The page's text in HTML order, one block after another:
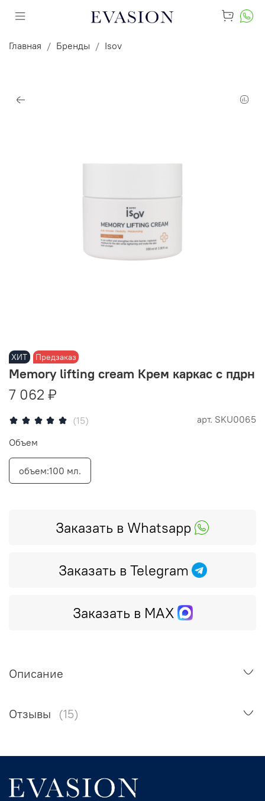
Главная Бренды Isov
ХИТ Предзаказ
(15) арт. SKU0065
Memory lifting cream Крем каркас с пдрн
7 062 ₽
Заказать в Whatsapp
Заказать в Telegram
Заказать в MAX
Объем
объем:100 мл.
Описание
Отзывы (15)